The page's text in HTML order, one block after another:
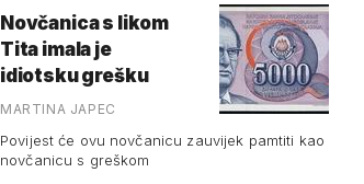
Novčanica s likom
Tita imala je
idiotsku grešku
MARTINA JAPEC
Povijest će ovu novčanicu zauvijek pamtiti kao
novčanicu s greškom